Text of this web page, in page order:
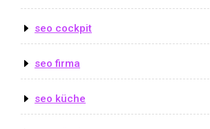
seo cockpit
seo firma
seo küche